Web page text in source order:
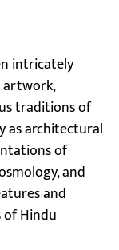
intricately
artwork,
traditions of
as architectural
of
and
and
Hindu